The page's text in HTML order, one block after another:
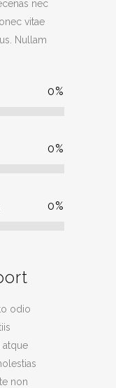
nec
vitae
Nullam
0%
0%
0%
odio
atque
non